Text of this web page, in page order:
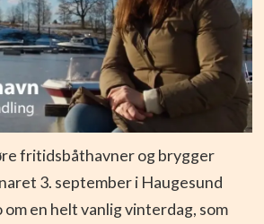
fritidsbåthavner og brygger
3. september i Haugesund
en helt vanlig vinterdag, som